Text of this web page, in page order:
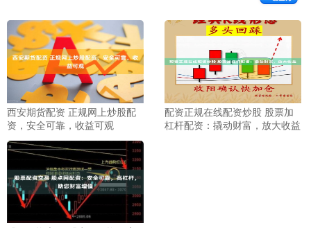
西安期货配资 正规网上炒股配
资，安全可靠，收益可观
配资正规在线配资炒股 股票加
杠杆配资：撬动财富，放大收益